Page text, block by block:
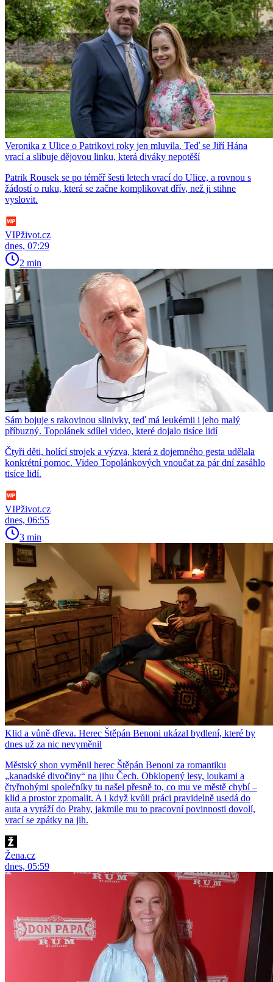
Veronika z Ulice o Patrikovi roky jen mluvila. Teď se Jiří Hána
vrací a slibuje dějovou linku, která diváky nepotěší
Patrik Rousek se po téměř šesti letech vrací do Ulice, a rovnou s
žádostí o ruku, která se začne komplikovat dřív, než ji stihne
vyslovit.
VIPživot.cz
dnes, 07:29
2 min
Sám bojuje s rakovinou slinivky, teď má leukémii i jeho malý
příbuzný. Topolánek sdílel video, které dojalo tisíce lidí
Čtyři děti, holící strojek a výzva, která z dojemného gesta udělala
konkrétní pomoc. Video Topolánkových vnoučat za pár dní zasáhlo
tisíce lidí.
VIPživot.cz
dnes, 06:55
3 min
Klid a vůně dřeva. Herec Štěpán Benoni ukázal bydlení, které by
dnes už za nic nevyměnil
Městský shon vyměnil herec Štěpán Benoni za romantiku
„kanadské divočiny“ na jihu Čech. Obklopený lesy, loukami a
čtyřnohými společníky tu našel přesně to, co mu ve městě chybí –
klid a prostor zpomalit. A i když kvůli práci pravidelně usedá do
auta a vyráží do Prahy, jakmile mu to pracovní povinnosti dovolí,
vrací se zpátky na jih.
Žena.cz
dnes, 05:59